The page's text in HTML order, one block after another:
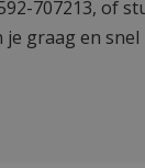
707213, of
graag en snel